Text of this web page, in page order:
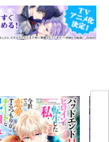
いない場合があり